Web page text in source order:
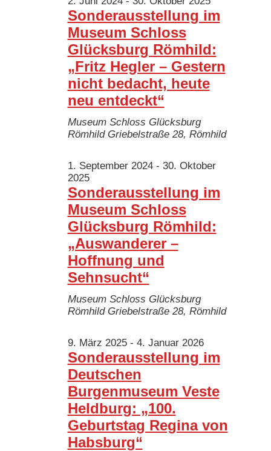
2025
Sonderausstellung im
Museum Schloss
Glücksburg Römhild:
„Fritz Hegler – Gestern
nicht bedacht, heute
neu entdeckt“
Museum Schloss Glücksburg
Römhild Griebelstraße 28, Römhild
Sonderausstellung im
Museum Schloss
Glücksburg Römhild:
„Auswanderer –
Hoffnung und
Sehnsucht“
1. September 2024- 30. Oktober
2025
Museum Schloss Glücksburg
Römhild Griebelstraße 28, Römhild
Sonderausstellung im
Deutschen
Burgenmuseum Veste
Heldburg: „100.
Geburtstag Regina von
Habsburg“
9. März 2025- 4. Januar 2026